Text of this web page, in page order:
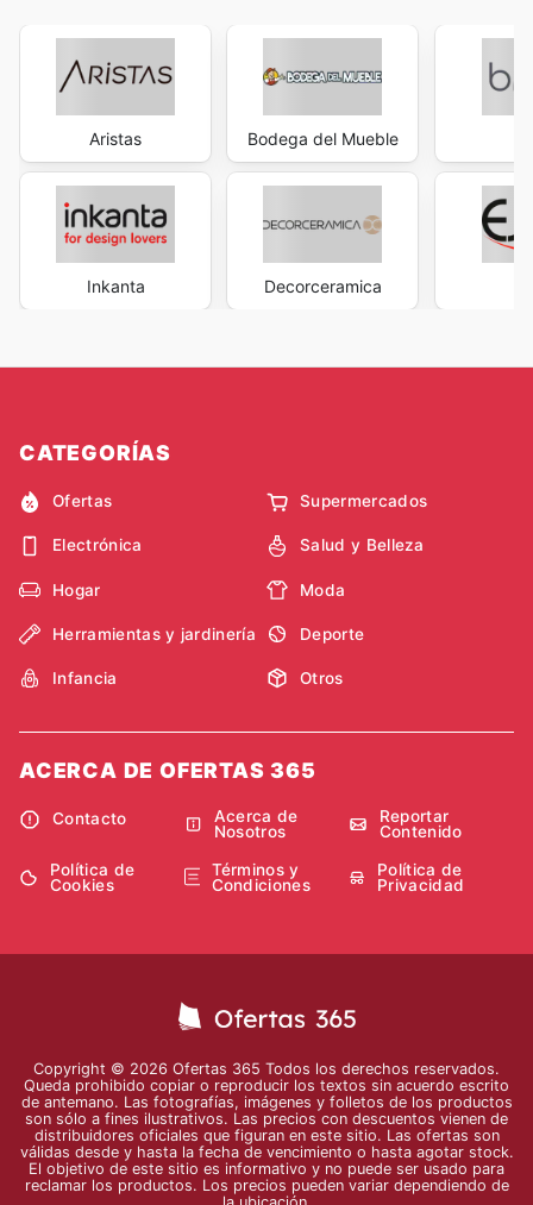
Aristas
Inkanta
Bodega del Mueble
Decorceramica
CATEGORÍAS
Ofertas Supermercados
Electrónica Salud y Belleza
Hogar Moda
Herramientas y jardinería Deporte
Infancia Otros
ACERCA DE OFERTAS 365
Contacto
Acerca de
Nosotros
Reportar
Contenido
Política de
Cookies
Términos y
Condiciones
Política de
Privacidad
Copyright © 2026 Ofertas 365 Todos los derechos reservados.
Queda prohibido copiar o reproducir los textos sin acuerdo escrito
de antemano. Las fotografías, imágenes y folletos de los productos
son sólo a fines ilustrativos. Las precios con descuentos vienen de
distribuidores oficiales que figuran en este sitio. Las ofertas son
válidas desde y hasta la fecha de vencimiento o hasta agotar stock.
El objetivo de este sitio es informativo y no puede ser usado para
reclamar los productos. Los precios pueden variar dependiendo de